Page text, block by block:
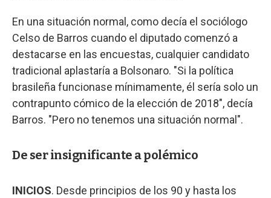
En una situación normal, como decía el sociólogo
Celso de Barros cuando el diputado comenzó a
destacarse en las encuestas, cualquier candidato
tradicional aplastaría a Bolsonaro. "Si la política
brasileña funcionase mínimamente, él sería solo un
contrapunto cómico de la elección de 2018", decía
Barros. "Pero no tenemos una situación normal".
De ser insignificante a polémico
INICIOS. Desde principios de los 90 y hasta los